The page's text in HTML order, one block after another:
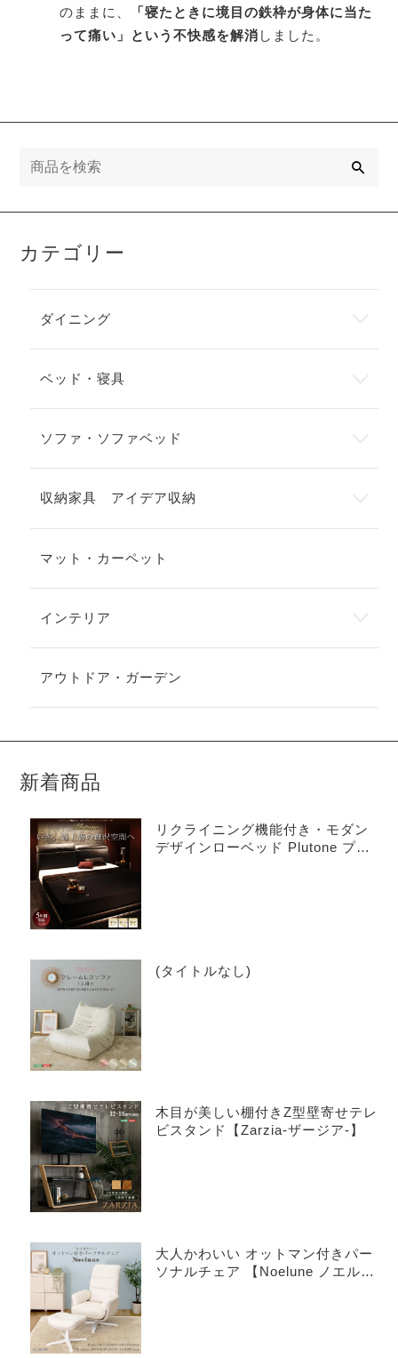
のままに、
「寝たときに境目の鉄枠が身体に当た
って痛い」という不快感を解消 しました。
カテゴリー
ダイニング
ベッド・寝具
ソファ・ソファベッド
収納家具 アイデア収納
マット・カーペット
インテリア
アウトドア・ガーデン
新着商品
リクライニング機能付き・モダン
デザインローベッド Plutone プル
(タイトルなし)
木目が美しい棚付きZ型壁寄せテレ
ビスタンド【Zarzia-ザージア-】
大人かわいい オットマン付きパー
ソナルチェア 【Noelune ノエル